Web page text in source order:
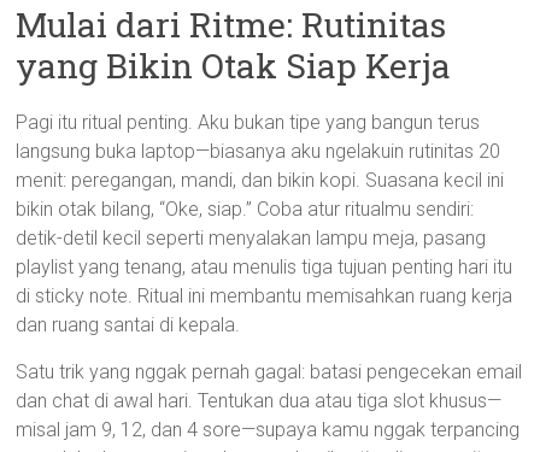
Mulai dari Ritme: Rutinitas
yang Bikin Otak Siap Kerja
Pagi itu ritual penting. Aku bukan tipe yang bangun terus
langsung buka laptop—biasanya aku ngelakuin rutinitas 20
menit: peregangan, mandi, dan bikin kopi. Suasana kecil ini
bikin otak bilang, “Oke, siap.” Coba atur ritualmu sendiri:
detik-detil kecil seperti menyalakan lampu meja, pasang
playlist yang tenang, atau menulis tiga tujuan penting hari itu
di sticky note. Ritual ini membantu memisahkan ruang kerja
dan ruang santai di kepala.
Satu trik yang nggak pernah gagal: batasi pengecekan email
dan chat di awal hari. Tentukan dua atau tiga slot khusus—
misal jam 9, 12, dan 4 sore—supaya kamu nggak terpancing